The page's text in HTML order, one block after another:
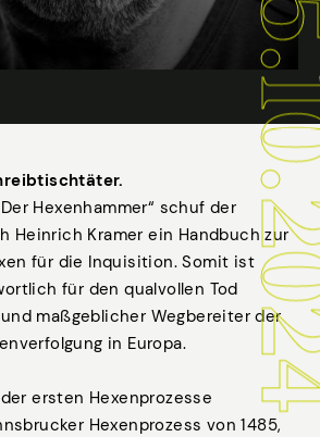
Hexenhammer“ schuf der
Heinrich Kramer ein Handbuch zur
für die Inquisition. Somit ist
für den qualvollen Tod
maßgeblicher Wegbereiter der
in Europa.
ersten Hexenprozesse
Hexenprozess von 1485,